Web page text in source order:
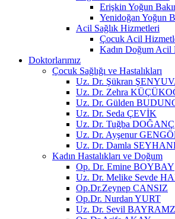
Erişkin Yoğun
Yenidoğan Yoğun
Acil Sağlık Hizmetleri
Çocuk Acil
Kadın Doğum Acil
Doktorlarımız
Çocuk Sağlığı ve Hastalıkları
Uz. Dr. Şükran
Uz. Dr. Zehra
Uz. Dr. Gülden
Uz. Dr. Seda ÇEVİK
Uz. Dr. Tuğba DOĞANÇ
Uz. Dr. Ayşenur
Uz. Dr. Damla
Kadın Hastalıkları ve Doğum
Op. Dr. Emine BOYBAY
Uz. Dr. Melike Sevde
Op.Dr.Zeynep CANSIZ
Op.Dr. Nurdan YURT
Uz. Dr. Sevil